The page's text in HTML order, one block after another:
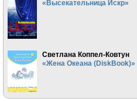
«Высекательница Искр»
Светлана Коппел-Ковтун
«Жена Океана (DiskBook)»